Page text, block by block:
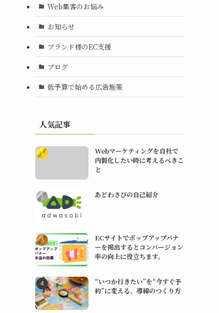
Web集客のお悩み
お知らせ
ブランド様のEC支援
ブログ
低予算で始める広告施策
人気記事
Webマーケティングを自社で
内製化したい時に考えるべきこ
と
あどわさびの自己紹介
ECサイトでポップアップバナ
ーを掲出するとコンバージョン
率の向上に役立ちます。
“いつか行きたい”を“今すぐ予
約”に変える、導線のつくり方